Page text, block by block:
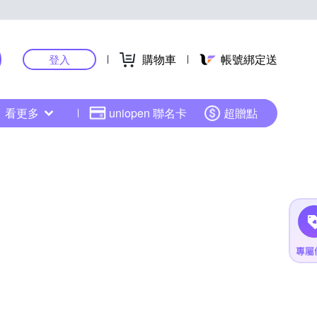
登入 購物車 帳號綁定送
看更多 uniopen 聯名卡 超贈點